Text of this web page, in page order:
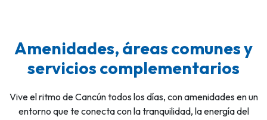
Amenidades, áreas comunes y
servicios complementarios
Vive el ritmo de Cancún todos los días, con amenidades en un
entorno que te conecta con la tranquilidad, la energía del